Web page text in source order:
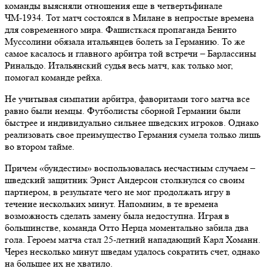
команды выясняли отношения еще в четвертьфинале
ЧМ-1934. Тот матч состоялся в Милане в непростые времена
для современного мира. Фашисткася пропаганда Бенито
Муссолини обязала итальянцев болеть за Германию. То же
самое касалось и главного арбитра той встречи – Барлассины
Ринальдо. Итальянский судья весь матч, как только мог,
помогал команде рейха.
Не учитывая симпатии арбитра, фаворитами того матча все
равно были немцы. Футболисты сборной Германии были
быстрее и индивидуально сильнее шведских игроков. Однако
реализовать свое преимущество Германия сумела только лишь
во втором тайме.
Причем «бундестим» воспользовалась несчастным случаем –
шведский защитник Эрнст Андерсон столкнулся со своим
партнером, в результате чего не мог продолжать игру в
течение нескольких минут. Напомним, в те времена
возможность сделать замену была недоступна. Играя в
большинстве, команда Отто Нерца моментально забила два
гола. Героем матча стал 25-летний нападающий Карл Хоманн.
Через несколько минут шведам удалось сократить счет, однако
на большее их не хватило.